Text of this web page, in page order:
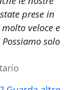
prese in
veloce e
solo